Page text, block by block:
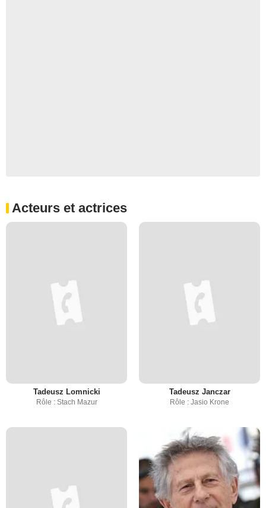
Acteurs et actrices
Tadeusz Lomnicki
Rôle : Stach Mazur
Tadeusz Janczar
Rôle : Jasio Krone